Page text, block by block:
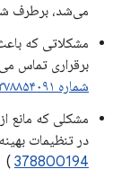
می‌شد، برطرف
مشکلاتی که
برقراری تماس
شماره ۳۷۸۸۵۴۰۹۱
در تنظیمات
378800194
)